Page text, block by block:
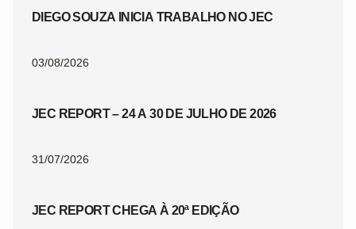
DIEGO SOUZA INICIA TRABALHO NO JEC
03/08/2026
JEC REPORT – 24 A 30 DE JULHO DE 2026
31/07/2026
JEC REPORT CHEGA À 20ª EDIÇÃO